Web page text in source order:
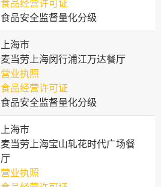
食品经营许可证
食品安全监督量化分级
上海市
麦当劳上海闵行浦江万达餐厅
营业执照
食品经营许可证
食品安全监督量化分级
上海市
麦当劳上海宝山轧花时代广场餐
厅
营业执照